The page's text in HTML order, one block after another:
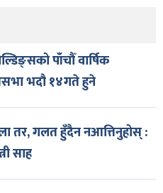
पाँचौँ वार्षिक
भदौ १४गते हुने
तर, गलत हुँदैन नआत्तिनुहोस् :
साह